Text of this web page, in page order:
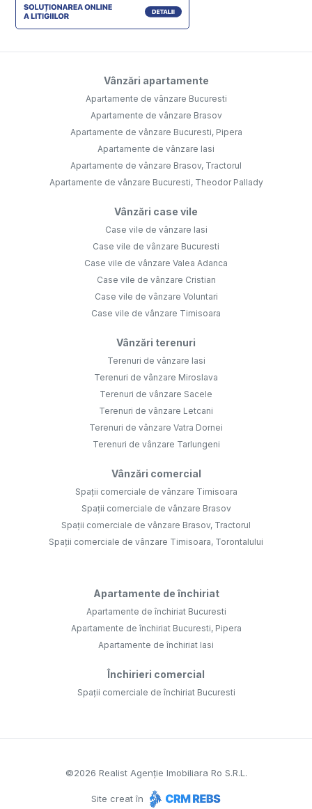
Vânzări apartamente
Apartamente de vânzare Bucuresti
Apartamente de vânzare Brasov
Apartamente de vânzare Bucuresti, Pipera
Apartamente de vânzare Iasi
Apartamente de vânzare Brasov, Tractorul
Apartamente de vânzare Bucuresti, Theodor Pallady
Vânzări case vile
Case vile de vânzare Iasi
Case vile de vânzare Bucuresti
Case vile de vânzare Valea Adanca
Case vile de vânzare Cristian
Case vile de vânzare Voluntari
Case vile de vânzare Timisoara
Vânzări terenuri
Terenuri de vânzare Iasi
Terenuri de vânzare Miroslava
Terenuri de vânzare Sacele
Terenuri de vânzare Letcani
Terenuri de vânzare Vatra Dornei
Terenuri de vânzare Tarlungeni
Vânzări comercial
Spații comerciale de vânzare Timisoara
Spații comerciale de vânzare Brasov
Spații comerciale de vânzare Brasov, Tractorul
Spații comerciale de vânzare Timisoara, Torontalului
Apartamente de închiriat
Apartamente de închiriat Bucuresti
Apartamente de închiriat Bucuresti, Pipera
Apartamente de închiriat Iasi
Închirieri comercial
Spații comerciale de închiriat Bucuresti
©2026 Realist Agenție Imobiliara Ro S.R.L.
Site creat în